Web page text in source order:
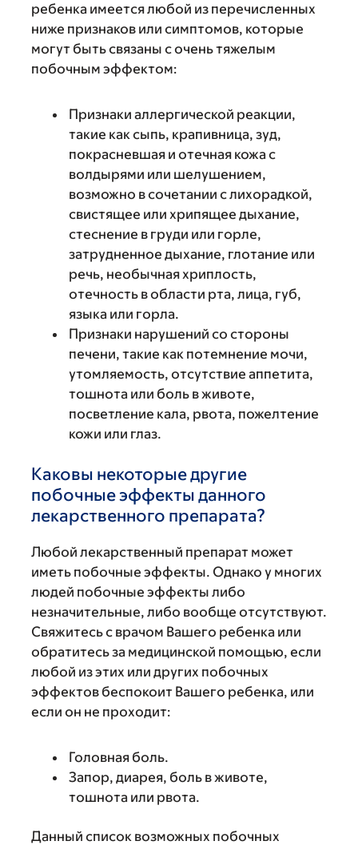
ребенка имеется любой из перечисленных
ниже признаков или симптомов, которые
могут быть связаны с очень тяжелым
побочным эффектом:
Признаки аллергической реакции,
такие как сыпь, крапивница, зуд,
покрасневшая и отечная кожа с
волдырями или шелушением,
возможно в сочетании с лихорадкой,
свистящее или хрипящее дыхание,
стеснение в груди или горле,
затрудненное дыхание, глотание или
речь, необычная хриплость,
отечность в области рта, лица, губ,
языка или горла.
Признаки нарушений со стороны
печени, такие как потемнение мочи,
утомляемость, отсутствие аппетита,
тошнота или боль в животе,
посветление кала, рвота, пожелтение
кожи или глаз.
Каковы некоторые другие
побочные эффекты данного
лекарственного препарата?
Любой лекарственный препарат может
иметь побочные эффекты. Однако у многих
людей побочные эффекты либо
незначительные, либо вообще отсутствуют.
Свяжитесь с врачом Вашего ребенка или
обратитесь за медицинской помощью, если
любой из этих или других побочных
эффектов беспокоит Вашего ребенка, или
если он не проходит:
Головная боль.
Запор, диарея, боль в животе,
тошнота или рвота.
Данный список возможных побочных